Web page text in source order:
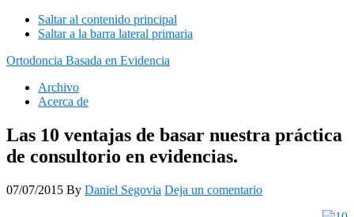
Saltar al contenido principal
Saltar a la barra lateral primaria
Ortodoncia Basada en Evidencia
Archivo
Acerca de
Las 10 ventajas de basar nuestra práctica
de consultorio en evidencias.
07/07/2015 By Daniel Segovia Deja un comentario